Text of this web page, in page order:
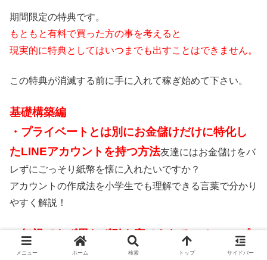
期間限定の特典です。
もともと有料で買った方の事を考えると
現実的に特典としてはいつまでも出すことはできません。
この特典が消滅する前に手に入れて稼ぎ始めて下さい。
基礎構築編
・プライベートとは別にお金儲けだけに特化し
たLINEアカウントを持つ方法友達にはお金儲けをバ
レずにごっそり紙幣を懐に入れたいですか？
アカウントの作成法を小学生でも理解できる言葉で分かり
やすく解説！
・無視できず思わず引き寄せられるTwitterのプ
ロフィールの作り方
数カ月後の見込み客となりうる人
メニュー ホーム 検索 トップ サイドバー